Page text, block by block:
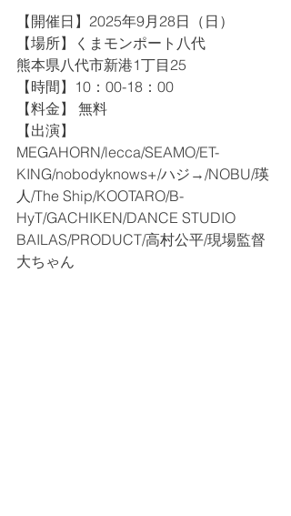
【開催日】2025年9月28日（日）
【場所】くまモンポート八代
熊本県八代市新港1丁目25
【時間】10：00-18：00
【料金】 無料
【出演】
MEGAHORN/lecca/SEAMO/ET-
KING/nobodyknows+/ハジ→/NOBU/瑛
人/The Ship/KOOTARO/B-
HyT/GACHIKEN/DANCE STUDIO
BAILAS/PRODUCT/高村公平/現場監督
大ちゃん